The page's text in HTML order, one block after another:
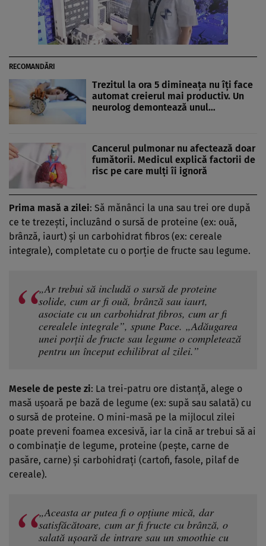
RECOMANDĂRI
Trezitul la ora 5 dimineața nu îți face
automat creierul mai productiv. Un
neurolog demontează unul…
Cancerul pulmonar nu afectează doar
fumătorii. Medicul explică factorii de
risc pe care mulți îi ignoră
Prima masă a zilei: Să mănânci la una sau trei ore după
ce te trezești, incluzând o sursă de proteine (ex: ouă,
brânză, iaurt) și un carbohidrat fibros (ex: cereale
integrale), completate cu o porție de fructe sau legume.
„Ar trebui să includă o sursă de proteine ​​
solide, cum ar fi ouă, brânză sau iaurt,
asociate cu un carbohidrat fibros, cum ar fi
cerealele integrale”, spune Pace. „Adăugarea
unei porții de fructe sau legume o completează
pentru un început echilibrat al zilei.”
Mesele de peste zi: La trei-patru ore distanță, alege o
masă ușoară pe bază de legume (ex: supă sau salată) cu
o sursă de proteine. O mini-masă pe la mijlocul zilei
poate preveni foamea excesivă, iar la cină ar trebui să ai
o combinație de legume, proteine (pește, carne de
pasăre, carne) și carbohidrați (cartofi, fasole, pilaf de
cereale).
„Aceasta ar putea fi o opțiune mică, dar
satisfăcătoare, cum ar fi fructe cu brânză, o
salată ușoară de intrare sau un smoothie cu